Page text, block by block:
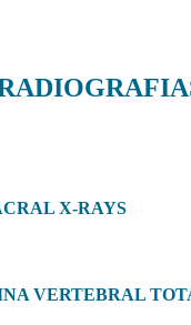
X-RAYS
VERTEBRAL